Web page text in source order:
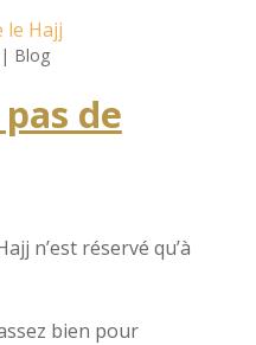
le Hajj
| Blog
de
n’est réservé qu’à
bien pour